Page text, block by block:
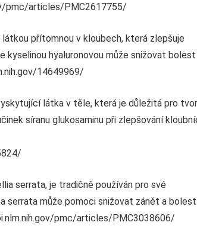
pmc/articles/PMC2617755/
látkou přítomnou v kloubech, která zlepšuje
kyselinou hyaluronovou může snižovat
14649969/
látka v těle, která je důležitá pro
síranu glukosaminu při zlepšování
serrata, je tradičně používán pro své
serrata může pomoci snižovat zánět a bolest
pmc/articles/PMC3038606/